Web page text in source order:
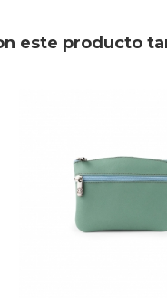
este producto